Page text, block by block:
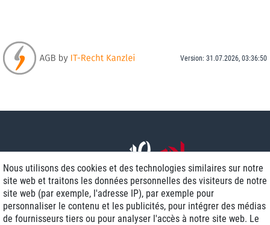
Version: 31.07.2026, 03:36:50
Nous utilisons des cookies et des technologies similaires sur notre
site web et traitons les données personnelles des visiteurs de notre
site web (par exemple, l'adresse IP), par exemple pour
personnaliser le contenu et les publicités, pour intégrer des médias
de fournisseurs tiers ou pour analyser l'accès à notre site web. Le